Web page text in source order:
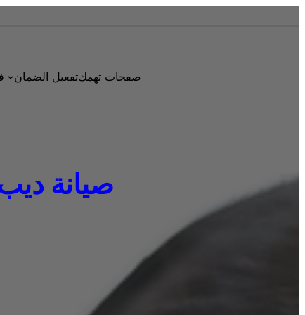
تفعيل الضمانصفحات تهمك
صيانة ديب